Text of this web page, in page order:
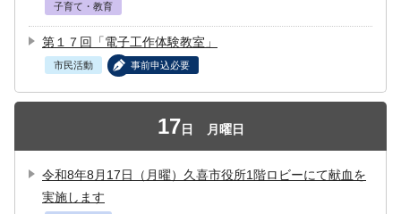
子育て・教育
第１７回「電子工作体験教室」
市民活動 事前申込必要
17 日 月曜日
令和8年8月17日（月曜）久喜市役所1階ロビーにて献血を
実施します